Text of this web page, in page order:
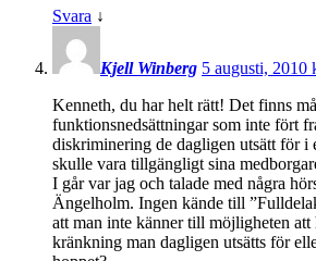
Svara ↓
Kjell Winberg 5 augusti, 2010
Kenneth, du har helt rätt! Det finns
funktionsnedsättningar som inte fört
diskriminering de dagligen utsätt för i
skulle vara tillgängligt sina
I går var jag och talade med några
Ängelholm. Ingen kände till
att man inte känner till möjligheten att
kränkning man dagligen utsätts för